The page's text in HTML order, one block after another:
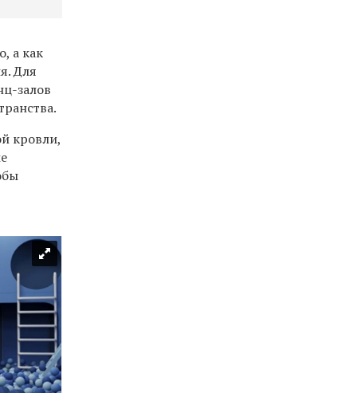
а как
Для
залов
кровли,